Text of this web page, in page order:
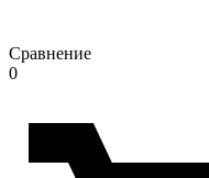
Сравнение
0